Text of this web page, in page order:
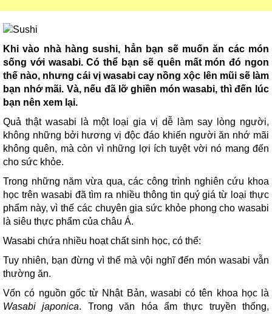
Khi vào nhà hàng sushi, hẳn bạn sẽ muốn ăn các món
sống với wasabi. Có thể bạn sẽ quên mất món đó ngon
thế nào, nhưng cái vị wasabi cay nồng xộc lên mũi sẽ làm
bạn nhớ mãi. Và, nếu đã lỡ ghiền món wasabi, thì đến lúc
bạn nên xem lại.
Quả thật wasabi là một loại gia vị dễ làm say lòng người,
không những bởi hương vị độc đáo khiến người ăn nhớ mãi
không quên, mà còn vì những lợi ích tuyệt vời nó mang đến
cho sức khỏe.
Trong những năm vừa qua, các công trình nghiên cứu khoa
học trên wasabi đã tìm ra nhiều thông tin quý giá từ loại thực
phẩm này, vì thế các chuyên gia sức khỏe phong cho wasabi
là siêu thực phẩm của châu Á.
Wasabi chứa nhiều hoạt chất sinh học, có thể:
Tuy nhiên, bạn đừng vì thế mà vội nghĩ đến món wasabi vẫn
thường ăn.
Vốn có nguồn gốc từ Nhật Bản, wasabi có tên khoa học là
Wasabi japonica. Trong văn hóa ẩm thực truyền thống,